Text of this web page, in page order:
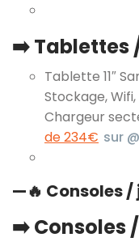
➡️ Tablettes
Tablette 11″
Stockage,
Chargeur
de 234€ sur
—🔥 Consoles
➡️ Consoles